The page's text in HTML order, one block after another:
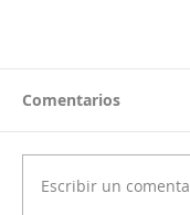
Comentarios
Escribir un